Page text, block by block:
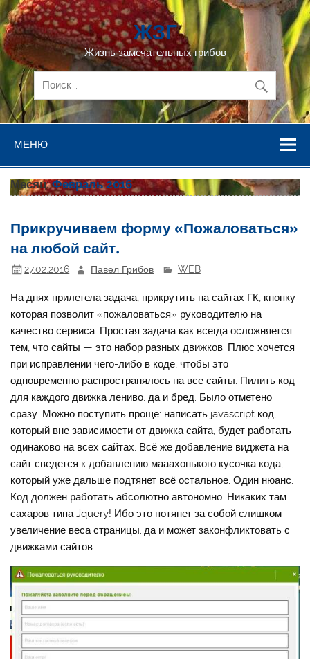
Перейти
к
содержимому
ЖЗГ
Жизнь замечательных грибов
МЕНЮ
Месяц:Февраль 2016
Прикручиваем форму «Пожаловаться»
на любой сайт.
27.02.2016 Павел Грибов WEB
На днях прилетела задача, прикрутить на сайтах ГК, кнопку
которая позволит «пожаловаться» руководителю на
качество сервиса. Простая задача как всегда осложняется
тем, что сайты — это набор разных движков. Плюс хочется
при исправлении чего-либо в коде, чтобы это
одновременно распространялось на все сайты. Пилить код
для каждого движка лениво, да и бред. Было отметено
сразу. Можно поступить проще: написать javascript код,
который вне зависимости от движка сайта, будет работать
одинаково на всех сайтах. Всё же добавление виджета на
сайт сведется к добавлению мааахонького кусочка кода,
который уже дальше подтянет всё остальное. Один нюанс.
Код должен работать абсолютно автономно. Никаких там
сахаров типа Jquery! Ибо это потянет за собой слишком
увеличение веса страницы..да и может законфликтовать с
движками сайтов.